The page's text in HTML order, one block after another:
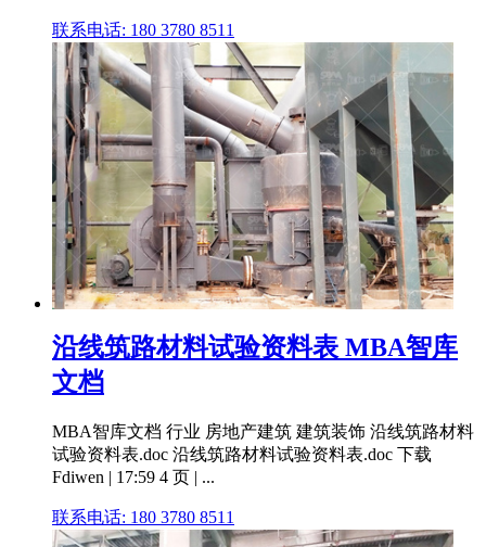
联系电话: 180 3780 8511
沿线筑路材料试验资料表 MBA智库
文档
MBA智库文档 行业 房地产建筑 建筑装饰 沿线筑路材料
试验资料表.doc 沿线筑路材料试验资料表.doc 下载
Fdiwen | 17:59 4 页 | ...
联系电话: 180 3780 8511